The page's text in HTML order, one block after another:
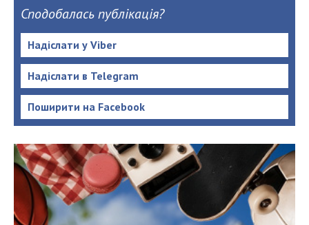
Сподобалась публікація?
Надіслати у Viber
Надіслати в Telegram
Поширити на Facebook